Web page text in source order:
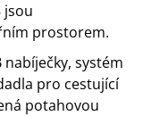
jsou
prostorem.
systém
pro cestující
potahovou